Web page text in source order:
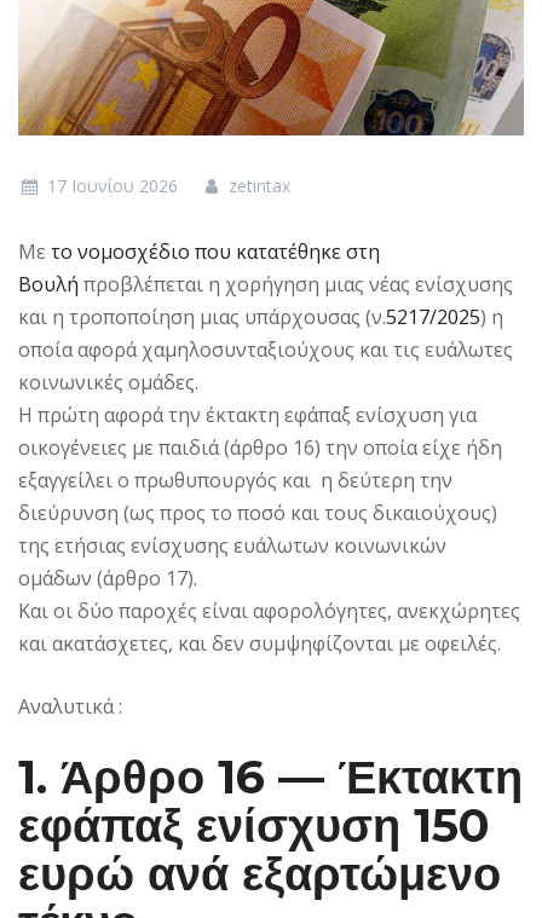
17 Ιουνίου 2026 zetintax
Με το νομοσχέδιο που κατατέθηκε στη
Βουλή προβλέπεται η χορήγηση μιας νέας ενίσχυσης
και η τροποποίηση μιας υπάρχουσας (ν.5217/2025) η
οποία αφορά χαμηλοσυνταξιούχους και τις ευάλωτες
κοινωνικές ομάδες.
Η πρώτη αφορά την έκτακτη εφάπαξ ενίσχυση για
οικογένειες με παιδιά (άρθρο 16) την οποία είχε ήδη
εξαγγείλει ο πρωθυπουργός και η δεύτερη την
διεύρυνση (ως προς το ποσό και τους δικαιούχους)
της ετήσιας ενίσχυσης ευάλωτων κοινωνικών
ομάδων (άρθρο 17).
Και οι δύο παροχές είναι αφορολόγητες, ανεκχώρητες
και ακατάσχετες, και δεν συμψηφίζονται με οφειλές.
Αναλυτικά :
1. Άρθρο 16 — Έκτακτη
εφάπαξ ενίσχυση 150
ευρώ ανά εξαρτώμενο